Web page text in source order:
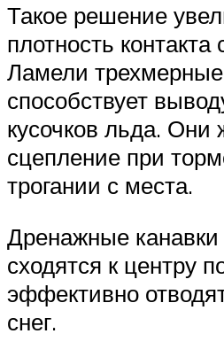
Такое решение
плотность контакта
Ламели
способствует
кусочков льда.
сцепление при
трогании с места.
Дренажные
сходятся к центру
эффективно
снег.